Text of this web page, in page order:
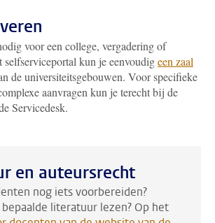
voor een college, vergadering of
selfserviceportal kun je eenvoudigeen zaal
de universiteitsgebouwen. Voor specifieke
aanvragen kun je terecht bij de
Servicedesk.
en auteursrecht
nog iets voorbereiden?
literatuur lezen? Op het